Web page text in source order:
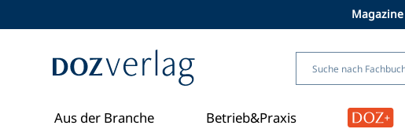
Magazine
Aus der Branche Betrieb&Praxis